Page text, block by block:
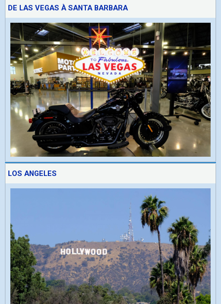
DE LAS VEGAS À SANTA BARBARA
LOS ANGELES